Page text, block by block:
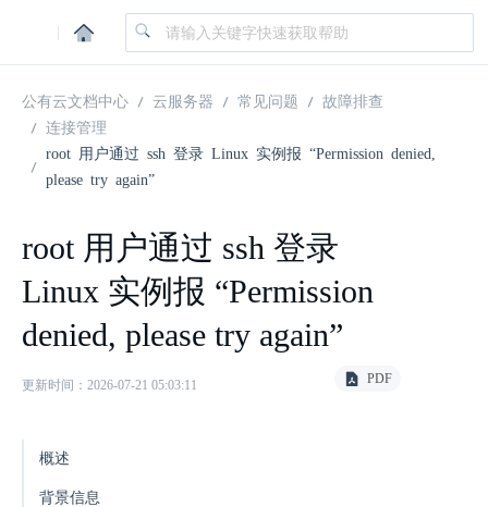
|
公有云文档中心 云服务器 常见问题
故障排查
连接管理
root 用户通过 ssh 登录 Linux 实例报 “Permission denied,
please try again”
root 用户通过 ssh 登录
Linux 实例报 “Permission
denied, please try again”
更新时间：2026-07-21 05:03:11 PDF
概述
背景信息